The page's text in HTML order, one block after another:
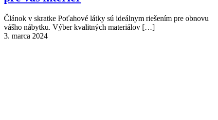
Článok v skratke Poťahové látky sú ideálnym riešením pre obnovu
vášho nábytku. Výber kvalitných materiálov […]
3. marca 2024